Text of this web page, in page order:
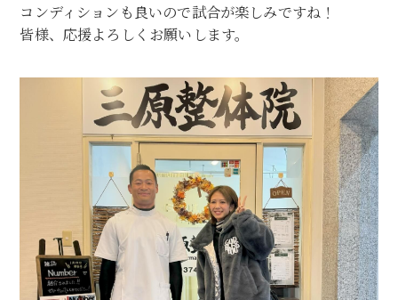
コンディションも良いので試合が楽しみですね！
皆様、応援よろしくお願いします。